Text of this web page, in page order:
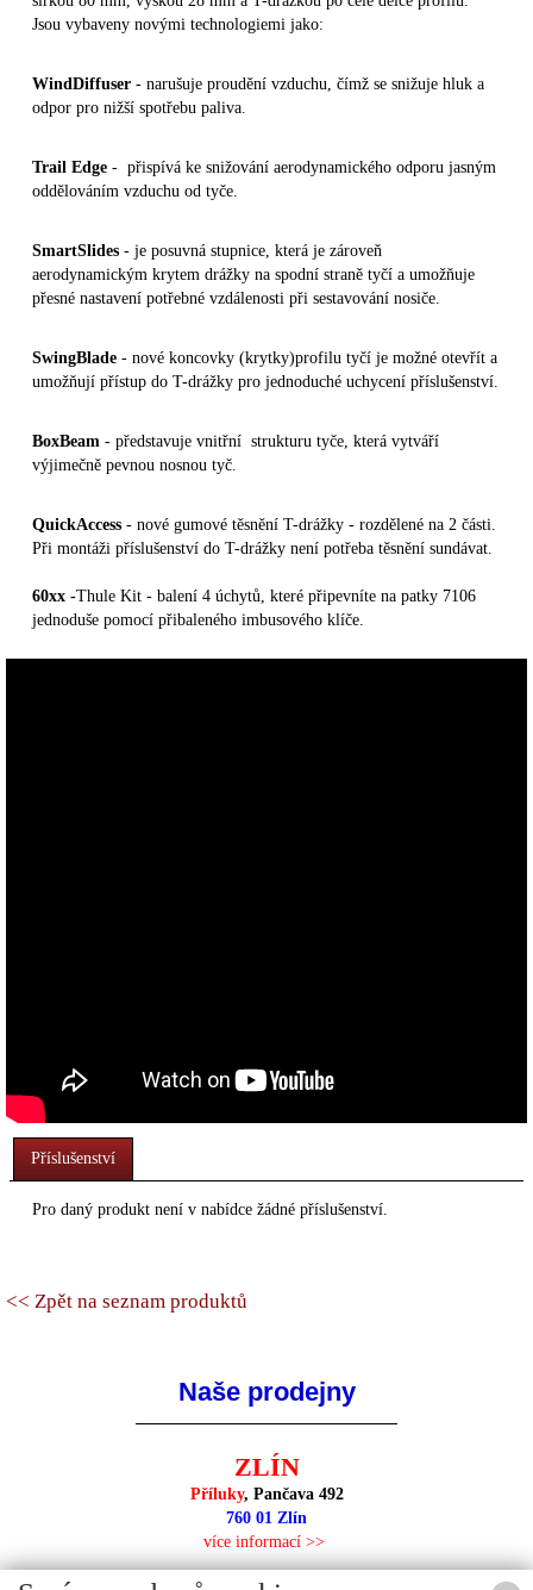
Jsou vybaveny novými technologiemi jako:
WindDiffuser - narušuje proudění vzduchu, čímž se snižuje hluk a
odpor pro nižší spotřebu paliva.
Trail Edge - přispívá ke snižování aerodynamického odporu jasným
oddělováním vzduchu od tyče.
SmartSlides - je posuvná stupnice, která je zároveň
aerodynamickým krytem drážky na spodní straně tyčí a umožňuje
přesné nastavení potřebné vzdálenosti při sestavování nosiče.
SwingBlade - nové koncovky (krytky)profilu tyčí je možné otevřít a
umožňují přístup do T-drážky pro jednoduché uchycení příslušenství.
BoxBeam - představuje vnitřní strukturu tyče, která vytváří
výjimečně pevnou nosnou tyč.
QuickAccess - nové gumové těsnění T-drážky - rozdělené na 2 části.
Při montáži příslušenství do T-drážky není potřeba těsnění sundávat.
60xx -Thule Kit - balení 4 úchytů, které připevníte na patky 7106
jednoduše pomocí přibaleného imbusového klíče.
Příslušenství
Pro daný produkt není v nabídce žádné příslušenství.
<< Zpět na seznam produktů
Naše prodejny
ZLÍN
Příluky, Pančava 492
760 01 Zlín
více informací >>